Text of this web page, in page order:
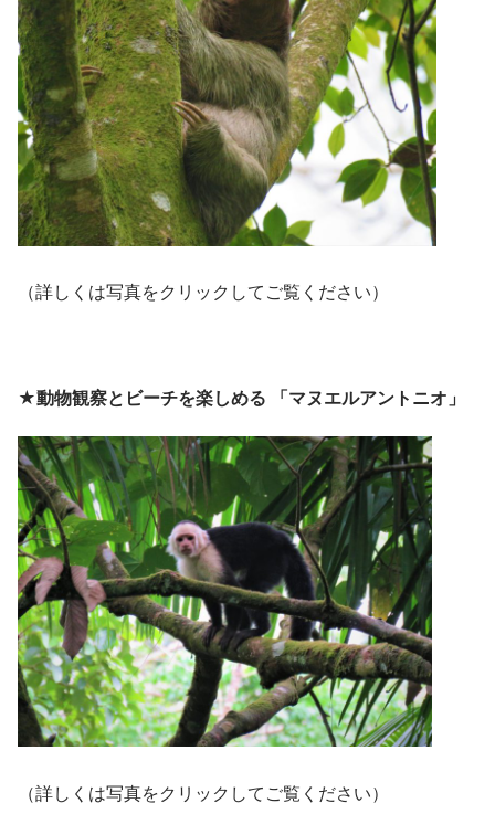
（詳しくは写真をクリックしてご覧ください）
★動物観察とビーチを楽しめる 「マヌエルアントニオ」
（詳しくは写真をクリックしてご覧ください）